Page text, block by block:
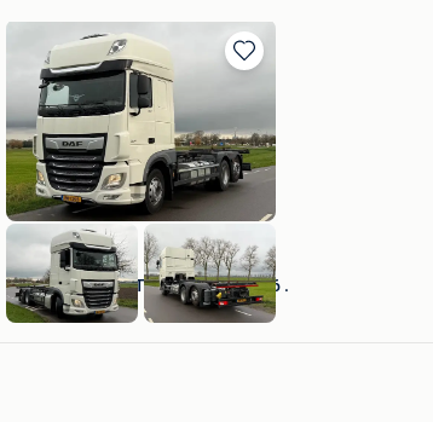
Bewaren
Favorieten
MAN TGL 15.250 EURO6 .
Veen